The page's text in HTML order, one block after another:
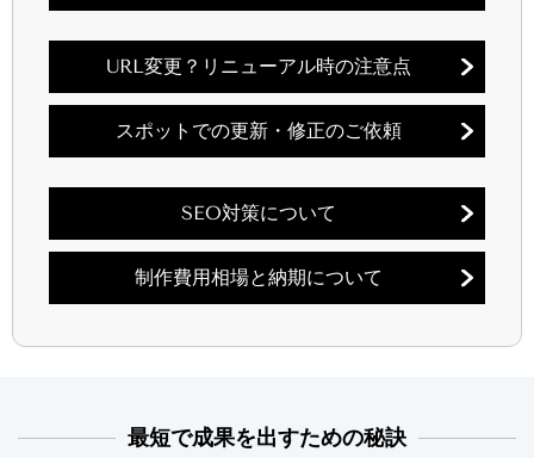
URL変更？リニューアル時の注意点
スポットでの更新・修正のご依頼
SEO対策について
制作費用相場と納期について
最短で成果を出すための秘訣